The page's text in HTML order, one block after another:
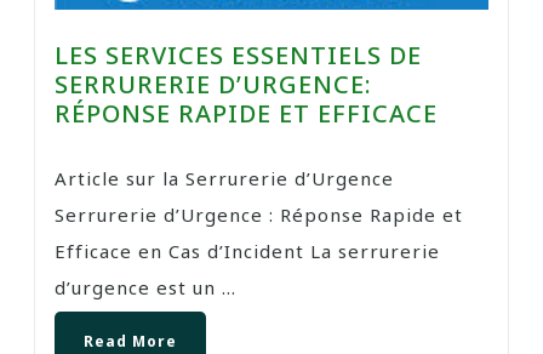
LES SERVICES ESSENTIELS DE
SERRURERIE D’URGENCE:
RÉPONSE RAPIDE ET EFFICACE
Article sur la Serrurerie d’Urgence
Serrurerie d’Urgence : Réponse Rapide et
Efficace en Cas d’Incident La serrurerie
d’urgence est un ...
Read More